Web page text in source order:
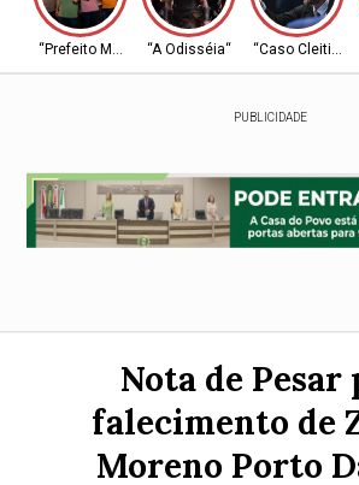
“Prefeito Moab” “A Odisséia“ “Caso Cleitinho”
PUBLICIDADE
Nota de Pesar
falecimento de
Moreno Porto